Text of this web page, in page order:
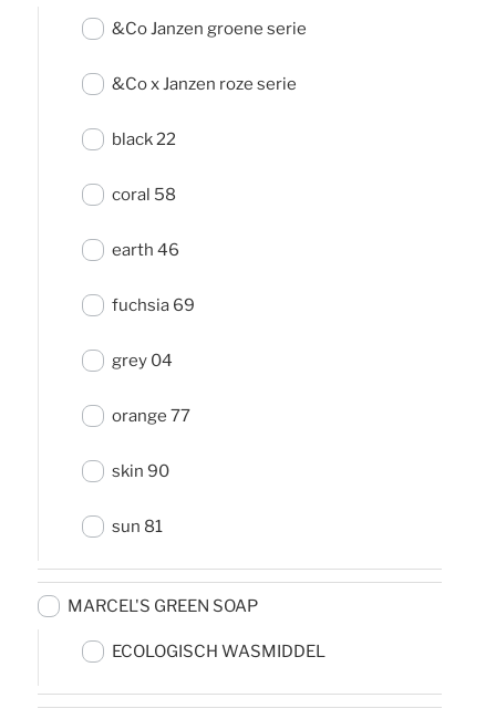
&Co Janzen groene serie
&Co x Janzen roze serie
black 22
coral 58
earth 46
fuchsia 69
grey 04
orange 77
skin 90
sun 81
MARCEL'S GREEN SOAP
ECOLOGISCH WASMIDDEL